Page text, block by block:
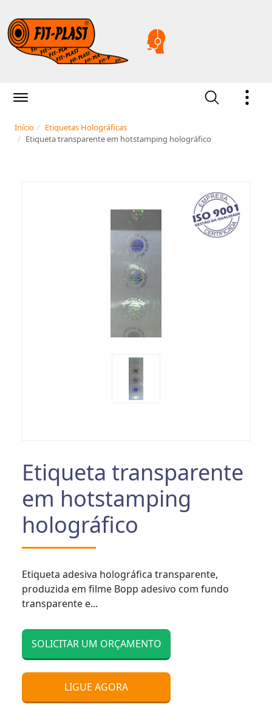
Início
Etiquetas Holográficas
Etiqueta transparente em hotstamping holográfico
Etiqueta transparente
em hotstamping
holográfico
Etiqueta adesiva holográfica transparente,
produzida em filme Bopp adesivo com fundo
transparente e...
SOLICITAR UM ORÇAMENTO
LIGUE AGORA